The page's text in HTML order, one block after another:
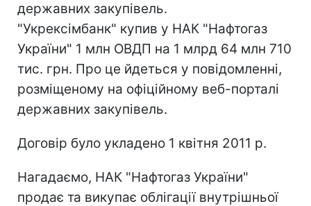
державних закупівель.
"Укрексімбанк" купив у НАК "Нафтогаз
України" 1 млн ОВДП на 1 млрд 64 млн 710
тис. грн. Про це йдеться у повідомленні,
розміщеному на офіційному веб-порталі
державних закупівель.
Договір було укладено 1 квітня 2011 р.
Нагадаємо, НАК "Нафтогаз України"
продає та викупає облігації внутрішньої